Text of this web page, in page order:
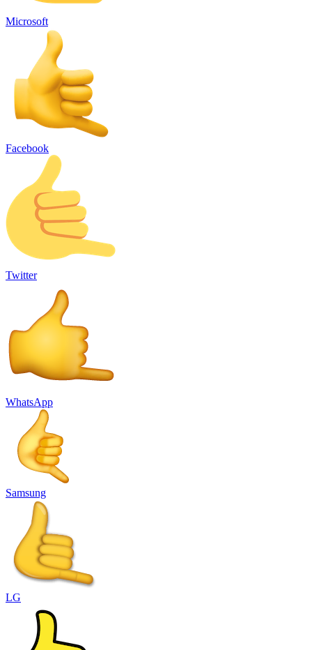
Microsoft
Facebook
Twitter
WhatsApp
Samsung
LG